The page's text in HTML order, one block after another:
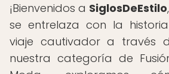
¡Bienvenidos a SiglosDeEstilo
se entrelaza con la
viaje cautivador a través
nuestra categoría de